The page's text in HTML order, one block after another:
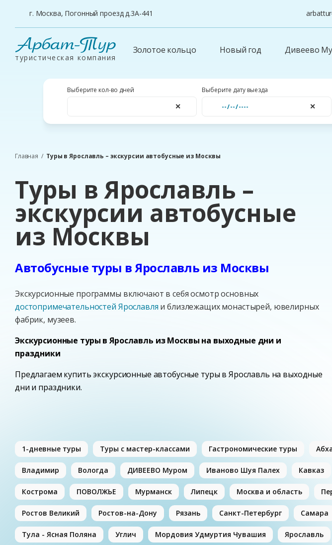
г. Москва, Погонный проезд д.3А-441
Арбат-Тур
туристическая компания
Золотое кольцо Новый год Дивеево
Выберите кол-во дней
✕
Выберите дату выезда
✕
Главная Туры в Ярославль – экскурсии автобусные из Москвы
Туры в Ярославль –
экскурсии автобусные
из Москвы
Автобусные туры в Ярославль из Москвы
Экскурсионные программы включают в себя осмотр основных
достопримечательностей Ярославля и близлежащих монастырей, ювелирных
фабрик, музеев.
Экскурсионные туры в Ярославль из Москвы на выходные дни и
праздники
Предлагаем купить экскурсионные автобусные туры в Ярославль на выходные
дни и праздники.
1-дневные туры Туры с мастер-классами Гастрономические туры
Владимир Вологда ДИВЕЕВО Муром Иваново Шуя Палех Кавказ
Кострома ПОВОЛЖЬЕ Мурманск Липецк Москва и область
Ростов Великий Ростов-на-Дону Рязань Санкт-Петербург Самара
Тула - Ясная Поляна Углич Мордовия Удмуртия Чувашия Ярославль